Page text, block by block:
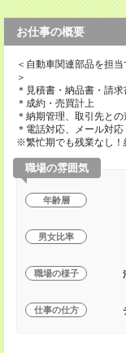
お仕事の概要
＜自動車関連部品を担
＞
＊見積書・納品書・請
＊成約・売買計上
＊納期管理、取引先と
＊電話対応、メール対応
※繁忙期でも残業なし！
職場の雰囲気
年齢層
男女比率
職場の様子
仕事の仕方